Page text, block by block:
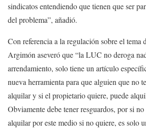
sindicatos entendiendo que tienen que ser
del problema”, añadió.
Con referencia a la regulación sobre el tema
Argimón aseveró que “la LUC no deroga
arrendamiento, solo tiene un artículo
nueva herramienta para que alguien que no
alquilar y si el propietario quiere, puede
Obviamente debe tener resguardos, por si
alquilar por este medio si no quiere, es solo